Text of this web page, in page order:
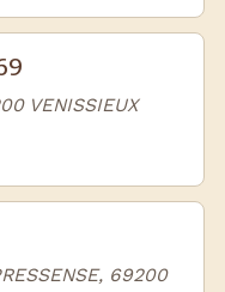
VENISSIEUX
69200